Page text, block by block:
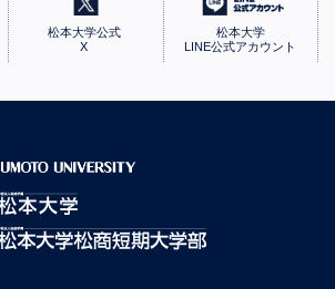
松本大学公式
X
松本大学
LINE公式アカウント